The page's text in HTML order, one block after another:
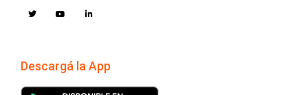
Descargá la App